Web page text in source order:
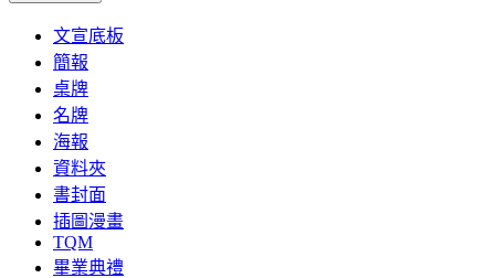
文宣底板
簡報
桌牌
名牌
海報
資料夾
書封面
插圖漫畫
TQM
畢業典禮